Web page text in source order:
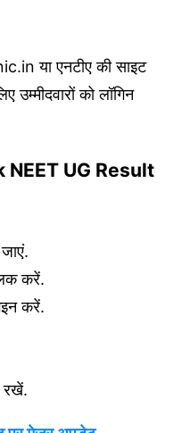
या एनटीए की साइट
को लॉगिन
NEET UG Result
करें.
करें.
रखें.